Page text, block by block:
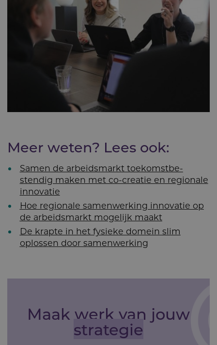
Meer weten? Lees ook:
Samen de arbeidsmarkt toekomst­be­
stendig maken met co-creatie en regionale
innovatie
Hoe regionale samenwerking innovatie op
de arbeidsmarkt mogelijk maakt
De krapte in het fysieke domein slim
oplossen door samenwerking
Maak werk van jouw
strategie